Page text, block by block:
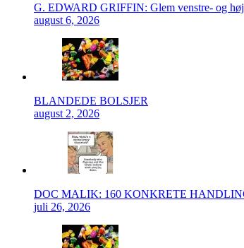
G. EDWARD GRIFFIN: Glem venstre- og
august 6, 2026
BLANDEDE BOLSJER
august 2, 2026
DOC MALIK: 160 KONKRETE
juli 26, 2026